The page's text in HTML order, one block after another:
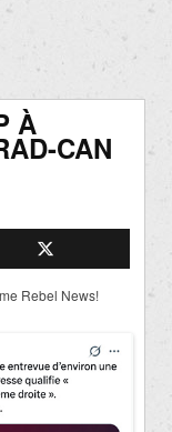
À
CAN
Rebel News!